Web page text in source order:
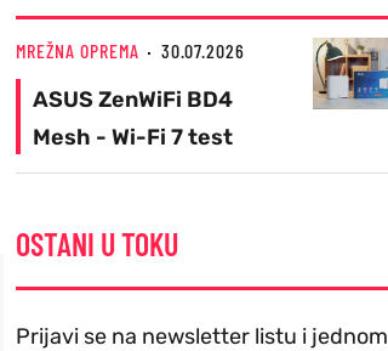
MREŽNA OPREMA 30.07.2026
ASUS ZenWiFi BD4
Mesh - Wi-Fi 7 test
OSTANI U TOKU
Prijavi se na newsletter listu i jednom